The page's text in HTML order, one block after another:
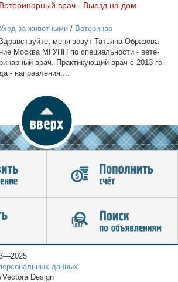
Ве­те­ри­нар­ный врач - Вы­езд на дом
за животными/ Ветеринар
ме­ня зо­вут Та­тья­на Об­ра­зо­ва­
ние Москва МГУПП по спе­ци­аль­но­сти - ве­те­
врач. Прак­ти­ку­ю­щий врач с 2013 го­
- на­прав­ле­ния:...
данных
Vectora Design